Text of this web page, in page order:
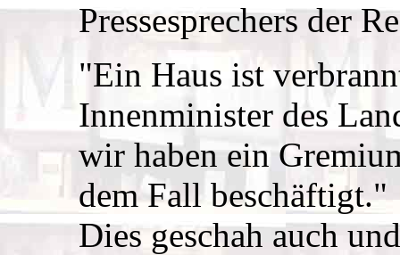
Pressesprechers der
"Ein Haus ist
Innenminister des
wir haben ein
dem Fall beschäftigt."
Dies geschah auch